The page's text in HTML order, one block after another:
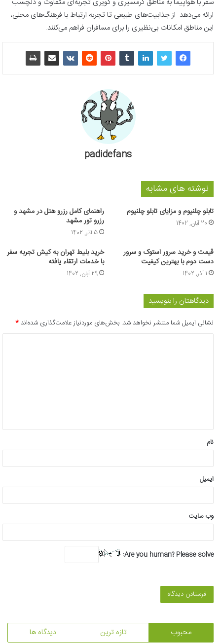
ارائه می‌دهد. از جذابیت‌های طبیعی تا تجربه ارتباط با فرهنگ‌های محلی،
این مناطق امکانات بی‌نظیری را برای مسافران فراهم می‌کنند.
padidefans
نوشته های مشابه
تابلو چلنیوم و مزایای تابلو چلنیوم
20 آبان, 1402
راهنمای کامل رزرو هتل در مشهد و
رزرو تور مشهد
5 آذر, 1402
قیمت و خرید سرور استوک و سرور
دست دوم با بهترین کیفیت
1 آذر, 1402
خرید بلیط تهران به کیش تجربه سفر
با خدمات ارتقاء یافته
29 آبان, 1402
دیدگاهتان را بنویسید
نشانی ایمیل شما منتشر نخواهد شد. بخش‌های موردنیاز علامت‌گذاری شده‌اند*
*
نام
ایمیل
وب‌ سایت
Are you human? Please solve:
محبوب تازه ترین دیدگاه ها